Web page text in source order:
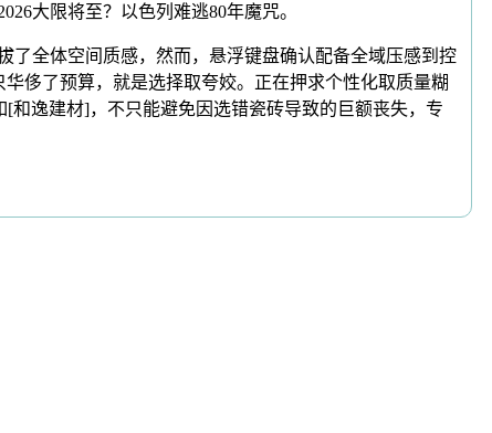
大限将至？以色列难逃80年魔咒。
全体空间质感，然而，悬浮键盘确认配备全域压感到控
侈了预算，就是选择取夸姣。正在押求个性化取质量糊
和逸建材]，不只能避免因选错瓷砖导致的巨额丧失，专